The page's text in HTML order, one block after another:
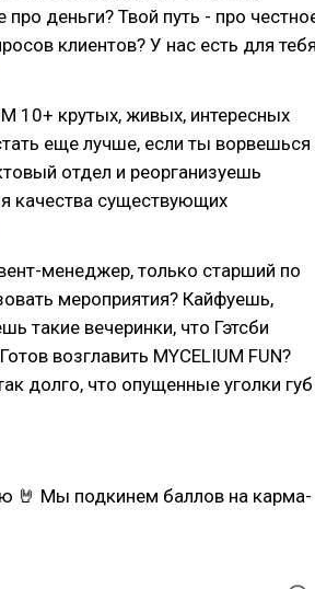
деньги? Твой путь - про
клиентов? У нас есть для
10+ крутых, живых, интересных
еще лучше, если ты ворвешься
отдел и реорганизуешь
качества существующих
менеджер, только старший по
мероприятия? Кайфуешь,
такие вечеринки, что Гэтсби
возглавить MYCELIUM FUN?
долго, что опущенные уголки губ
🤘 Мы подкинем баллов на карма-